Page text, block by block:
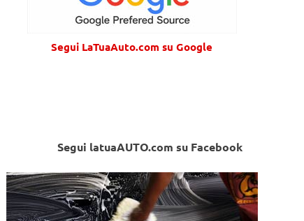
Segui LaTuaAuto.com su Google
Segui latuaAUTO.com su Facebook